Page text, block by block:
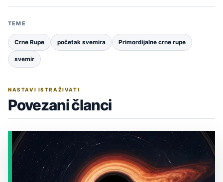
TEME
Crne Rupe početak svemira Primordijalne crne rupe
svemir
NASTAVI ISTRAŽIVATI
Povezani članci